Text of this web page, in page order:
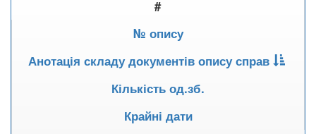
#
№ опису
Анотація складу документів опису справ
Кількість од.зб.
Крайні дати